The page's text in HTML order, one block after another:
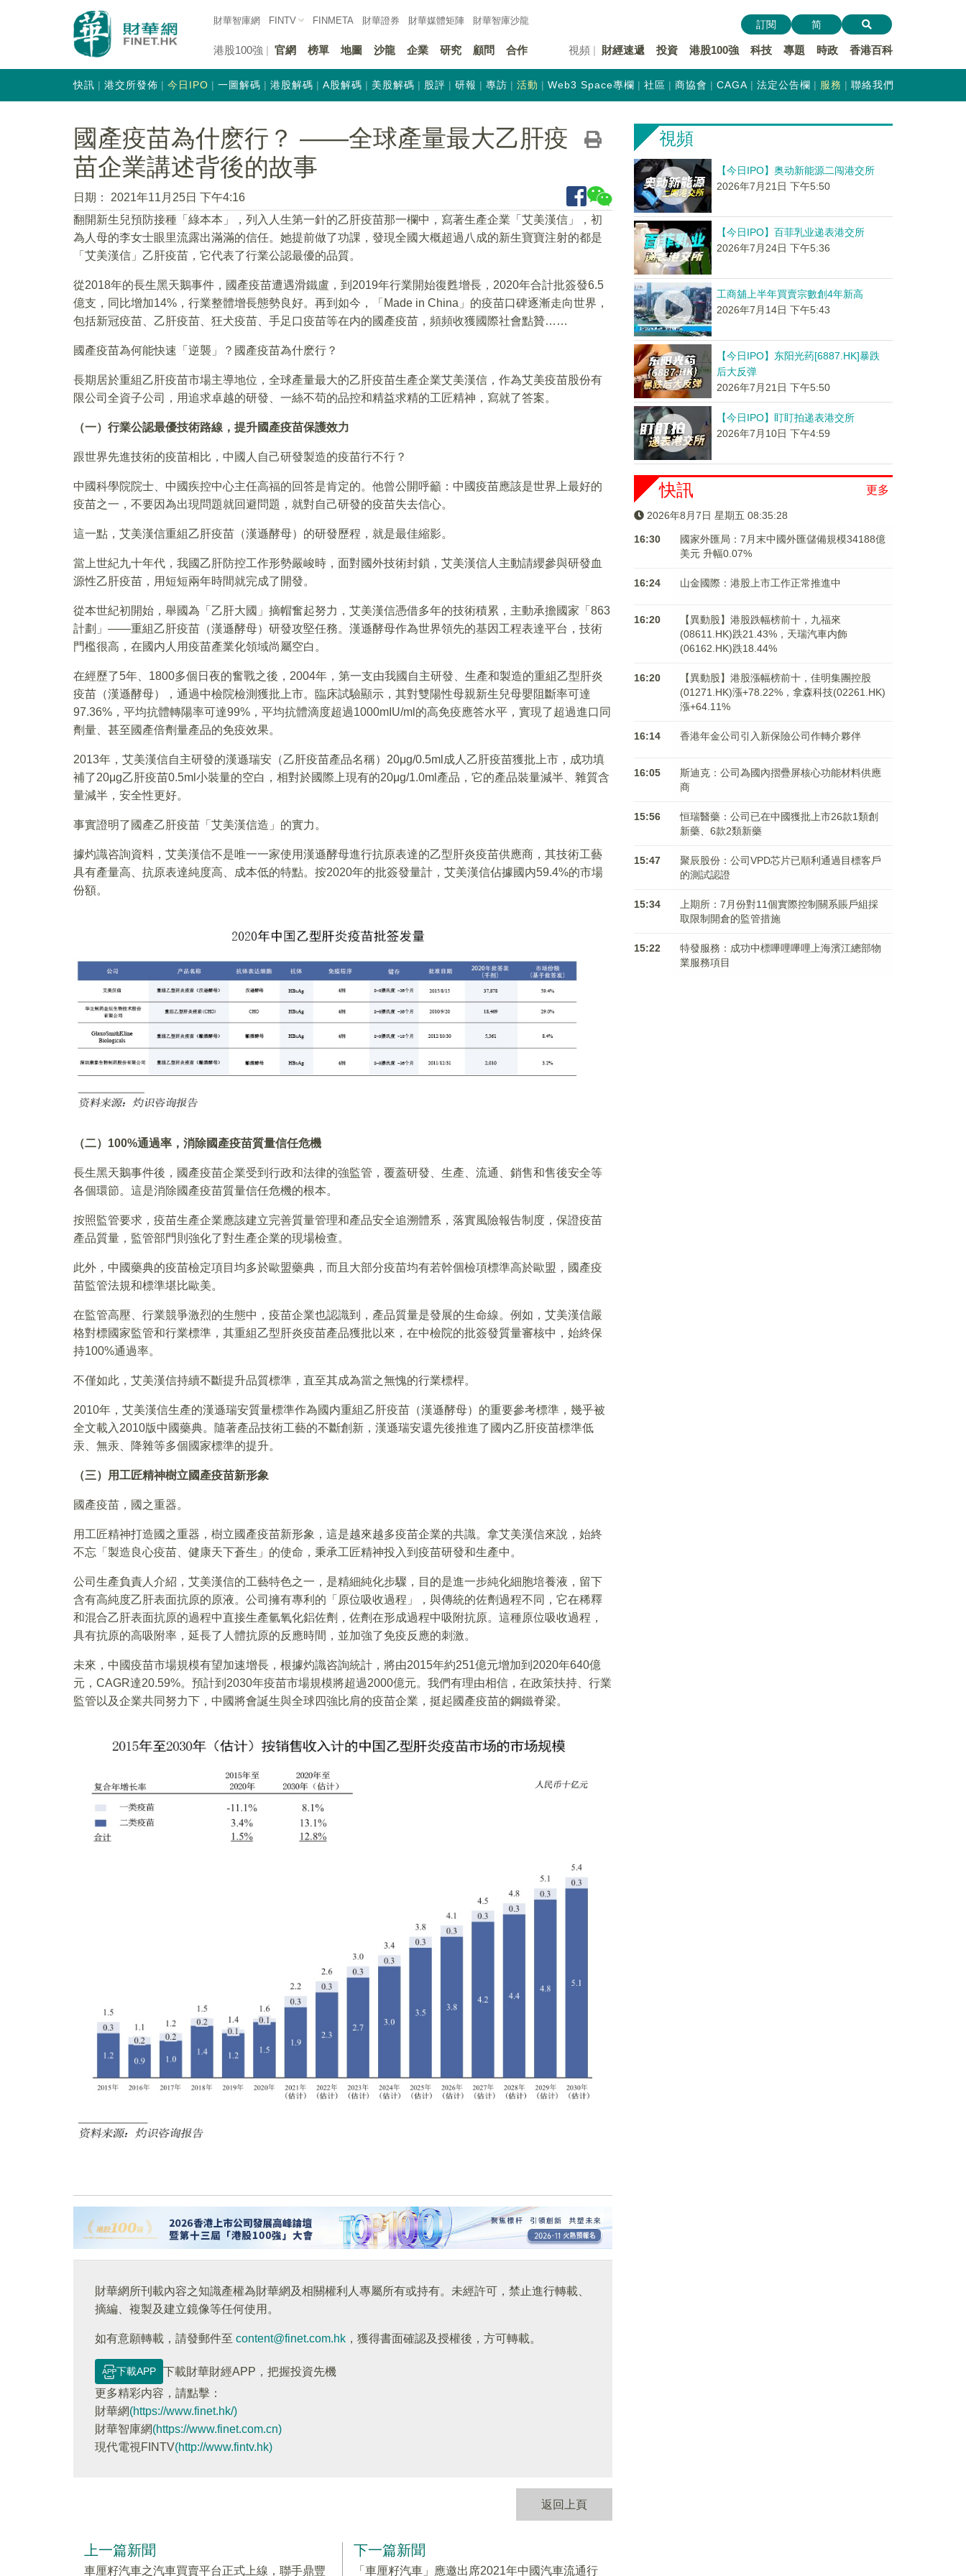
財華智庫網 FINTV FINMETA 財華證券 財華媒體矩陣 財華智庫沙龍
港股100強 官網 榜單 地圖 沙龍 企業 研究 顧問 合作 視頻 財經速遞 投資 港股100強 科技 專題 時政 香港百科
訂閱 简
快訊 港交所發佈 今日IPO 一圖解碼 港股解碼 A股解碼 美股解碼 股評 研報 專訪 活動 Web3 Space專欄 社區 商協會 CAGA 法定公告欄 服務 聯絡我們
國產疫苗為什麽行？ ——全球產量最大乙肝疫
苗企業講述背後的故事
日期：
2021年11月25日 下午4:16
翻開新生兒預防接種「綠本本」，列入人生第一針的乙肝疫苗那一欄中，寫著生產企業「艾美漢信」，初
為人母的李女士眼里流露出滿滿的信任。她提前做了功課，發現全國大概超過八成的新生寶寶注射的都是
「艾美漢信」乙肝疫苗，它代表了行業公認最優的品質。
從2018年的長生黑天鵝事件，國產疫苗遭遇滑鐵盧，到2019年行業開始復甦增長，2020年合計批簽發6.5
億支，同比增加14%，行業整體增長態勢良好。再到如今，「Made in China」的疫苗口碑逐漸走向世界，
包括新冠疫苗、乙肝疫苗、狂犬疫苗、手足口疫苗等在内的國產疫苗，頻頻收獲國際社會點贊……
國產疫苗為何能快速「逆襲」？國產疫苗為什麽行？
長期居於重組乙肝疫苗市場主導地位，全球產量最大的乙肝疫苗生產企業艾美漢信，作為艾美疫苗股份有
限公司全資子公司，用追求卓越的研發、一絲不苟的品控和精益求精的工匠精神，寫就了答案。
（一）行業公認最優技術路線，提升國產疫苗保護效力
跟世界先進技術的疫苗相比，中國人自己研發製造的疫苗行不行？
中國科學院院士、中國疾控中心主任高福的回答是肯定的。他曾公開呼籲：中國疫苗應該是世界上最好的
疫苗之一，不要因為出現問題就回避問題，就對自己研發的疫苗失去信心。
這一點，艾美漢信重組乙肝疫苗（漢遜酵母）的研發歷程，就是最佳縮影。
當上世紀九十年代，我國乙肝防控工作形勢嚴峻時，面對國外技術封鎖，艾美漢信人主動請纓參與研發血
源性乙肝疫苗，用短短兩年時間就完成了開發。
從本世紀初開始，舉國為「乙肝大國」摘帽奮起努力，艾美漢信憑借多年的技術積累，主動承擔國家「863
計劃」——重組乙肝疫苗（漢遜酵母）研發攻堅任務。漢遜酵母作為世界領先的基因工程表達平台，技術
門檻很高，在國内人用疫苗產業化領域尚屬空白。
在經歷了5年、1800多個日夜的奮戰之後，2004年，第一支由我國自主研發、生產和製造的重組乙型肝炎
疫苗（漢遜酵母），通過中檢院檢測獲批上市。臨床試驗顯示，其對雙陽性母親新生兒母嬰阻斷率可達
97.36%，平均抗體轉陽率可達99%，平均抗體滴度超過1000mIU/ml的高免疫應答水平，實現了超過進口同
劑量、甚至國產倍劑量產品的免疫效果。
2013年，艾美漢信自主研發的漢遜瑞安（乙肝疫苗產品名稱）20μg/0.5ml成人乙肝疫苗獲批上市，成功填
補了20μg乙肝疫苗0.5ml小裝量的空白，相對於國際上現有的20μg/1.0ml產品，它的產品裝量減半、雜質含
量減半，安全性更好。
事實證明了國產乙肝疫苗「艾美漢信造」的實力。
據灼識咨詢資料，艾美漢信不是唯一一家使用漢遜酵母進行抗原表達的乙型肝炎疫苗供應商，其技術工藝
具有產量高、抗原表達純度高、成本低的特點。按2020年的批簽發量計，艾美漢信佔據國内59.4%的市場
份額。
（二）100%通過率，消除國產疫苗質量信任危機
長生黑天鵝事件後，國產疫苗企業受到行政和法律的強監管，覆蓋研發、生產、流通、銷售和售後安全等
各個環節。這是消除國產疫苗質量信任危機的根本。
按照監管要求，疫苗生產企業應該建立完善質量管理和產品安全追溯體系，落實風險報告制度，保證疫苗
產品質量，監管部門則強化了對生產企業的現場檢查。
此外，中國藥典的疫苗檢定項目均多於歐盟藥典，而且大部分疫苗均有若幹個檢項標準高於歐盟，國產疫
苗監管法規和標準堪比歐美。
在監管高壓、行業競爭激烈的生態中，疫苗企業也認識到，產品質量是發展的生命線。例如，艾美漢信嚴
格對標國家監管和行業標準，其重組乙型肝炎疫苗產品獲批以來，在中檢院的批簽發質量審核中，始終保
持100%通過率。
不僅如此，艾美漢信持續不斷提升品質標準，直至其成為當之無愧的行業標桿。
2010年，艾美漢信生產的漢遜瑞安質量標準作為國内重組乙肝疫苗（漢遜酵母）的重要參考標準，幾乎被
全文載入2010版中國藥典。隨著產品技術工藝的不斷創新，漢遜瑞安還先後推進了國内乙肝疫苗標準低
汞、無汞、降雜等多個國家標準的提升。
（三）用工匠精神樹立國產疫苗新形象
國產疫苗，國之重器。
用工匠精神打造國之重器，樹立國產疫苗新形象，這是越來越多疫苗企業的共識。拿艾美漢信來說，始終
不忘「製造良心疫苗、健康天下蒼生」的使命，秉承工匠精神投入到疫苗研發和生產中。
公司生產負責人介紹，艾美漢信的工藝特色之一，是精細純化步驟，目的是進一步純化細胞培養液，留下
含有高純度乙肝表面抗原的原液。公司擁有專利的「原位吸收過程」，與傳統的佐劑過程不同，它在稀釋
和混合乙肝表面抗原的過程中直接生產氫氧化鋁佐劑，佐劑在形成過程中吸附抗原。這種原位吸收過程，
具有抗原的高吸附率，延長了人體抗原的反應時間，並加強了免疫反應的刺激。
未來，中國疫苗市場規模有望加速增長，根據灼識咨詢統計，將由2015年約251億元增加到2020年640億
元，CAGR達20.59%。預計到2030年疫苗市場規模將超過2000億元。我們有理由相信，在政策扶持、行業
監管以及企業共同努力下，中國將會誕生與全球四強比肩的疫苗企業，挺起國產疫苗的鋼鐵脊梁。
財華網所刊載內容之知識產權為財華網及相關權利人專屬所有或持有。未經許可，禁止進行轉載、
摘編、複製及建立鏡像等任何使用。
如有意願轉載，請發郵件至 content@finet.com.hk ，獲得書面確認及授權後，方可轉載。
下載APP
下載財華財經APP，把握投資先機
更多精彩内容，請點擊：
財華網(https://www.finet.hk/)
財華智庫網(https://www.finet.com.cn)
現代電視FINTV(http://www.fintv.hk)
返回上頁
上一篇新聞
車厘籽汽車之汽車買賣平台正式上線，聯手鼎豐
下一篇新聞
「車厘籽汽車」應邀出席2021年中國汽車流通行
視頻
【今日IPO】奥动新能源二闯港交所
2026年7月21日 下午5:50
【今日IPO】百菲乳业递表港交所
2026年7月24日 下午5:36
工商舖上半年買賣宗數創4年新高
2026年7月14日 下午5:43
【今日IPO】东阳光药[6887.HK]暴跌
后大反弹
2026年7月21日 下午5:50
【今日IPO】盯盯拍递表港交所
2026年7月10日 下午4:59
更多
快訊
2026年8月7日 星期五 08:35:29
16:30
國家外匯局：7月末中國外匯儲備規模34188億
美元 升幅0.07%
16:24 山金國際：港股上市工作正常推進中
16:20
【異動股】港股跌幅榜前十，九福來
(08611.HK)跌21.43%，天瑞汽車内飾
(06162.HK)跌18.44%
16:20
【異動股】港股漲幅榜前十，佳明集團控股
(01271.HK)漲+78.22%，拿森科技(02261.HK)
漲+64.11%
16:14 香港年金公司引入新保險公司作轉介夥伴
16:05
斯迪克：公司為國內摺疊屏核心功能材料供應
商
15:56
恒瑞醫藥：公司已在中國獲批上市26款1類創
新藥、6款2類新藥
15:47
聚辰股份：公司VPD芯片已順利通過目標客戶
的測試認證
15:34
上期所：7月份對11個實際控制關系賬戶組採
取限制開倉的監管措施
15:22
特發服務：成功中標嗶哩嗶哩上海濱江總部物
業服務項目